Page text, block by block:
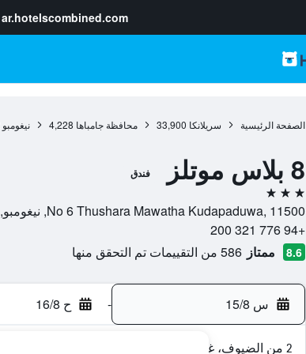
ar.hotelscombined.com
الصفحة الرئيسية سريلانكا 33,900 محافظة جامباها 4,228 نيغومبو
8 بلاس موتلز فندق
3 نجوم
No 6 Thushara Mawatha Kudapaduwa, 11500, نيغومبو, Western, سريلانكا
+94 776 321 200
8.6 ممتاز 586 من التقييمات تم التحقق منها
س 15/8 - ح 16/8
2 من الضيوف، غرفة واحدة